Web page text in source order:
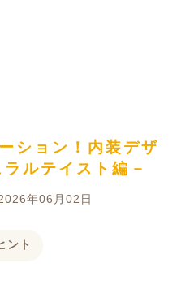
ション！内装デザ
ルテイスト編－
年06月02日
ント